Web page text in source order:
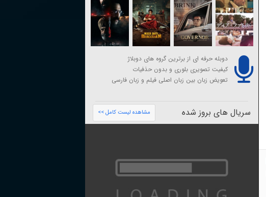
دوبله حرفه ای از برترین گروه های دوبلاژ
کیفیت تصویری بلوری و بدون حذفیات
تعویض زبان بین زبان اصلی فیلم و زبان فارسی
سریال های بروز شده مشاهده لیست کامل >>